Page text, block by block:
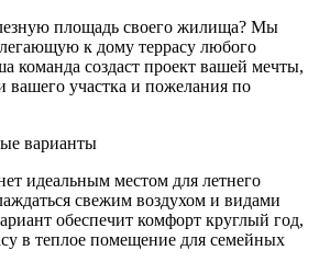
площадь своего жилища? Мы
к дому террасу любого
команда создаст проект вашей мечты,
вашего участка и пожелания по
варианты
идеальным местом для летнего
свежим воздухом и видами
обеспечит комфорт круглый год,
в теплое помещение для семейных